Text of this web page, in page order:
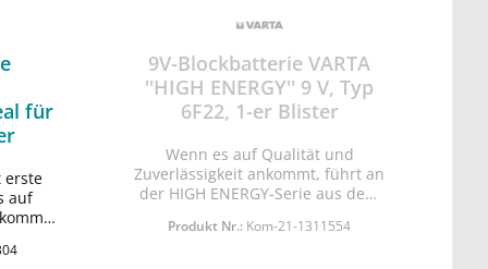
für
erste
auf
9V-Blockbatterie VARTA
''HIGH ENERGY'' 9 V, Typ
6F22, 1-er Blister
Wenn es auf Qualität und
Zuverlässigkeit ankommt, führt an
der HIGH ENERGY-Serie aus dem
Lieferung geblistert.
Produkt Nr.: Kom-21-1311554